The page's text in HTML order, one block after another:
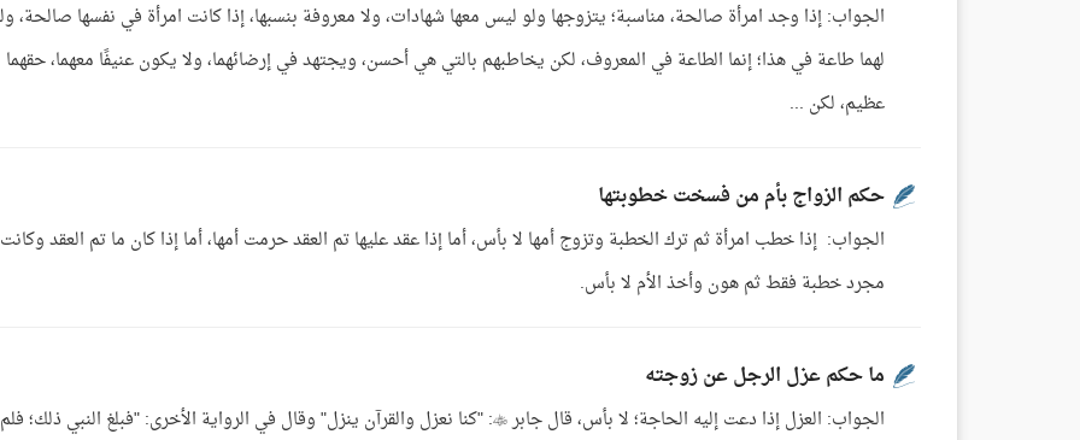
الجواب: إذا وجد امرأة صالحة، مناسبة؛ يتزوجها ولو ليس معها شهادات، ولا معروفة بنسبها، إذا كانت امرأة في نفسها صالحة،
لهما طاعة في هذا؛ إنما الطاعة في المعروف، لكن يخاطبهم بالتي هي أحسن، ويجتهد في إرضائهما، ولا يكون عنيفًا معهما، حقهما
عظيم، لكن ...
حكم الزواج بأم من فسخت خطوبتها
الجواب: إذا خطب امرأة ثم ترك الخطبة وتزوج أمها لا بأس، أما إذا عقد عليها تم العقد حرمت أمها، أما إذا كان ما تم العقد وكانت
مجرد خطبة فقط ثم هون وأخذ الأم لا بأس.
ما حكم عزل الرجل عن زوجته
الجواب: العزل إذا دعت إليه الحاجة؛ لا بأس، قال جابر : "كنا نعزل والقرآن ينزل" وقال في الرواية الأخرى: "فبلغ النبي ذلك؛ فلم